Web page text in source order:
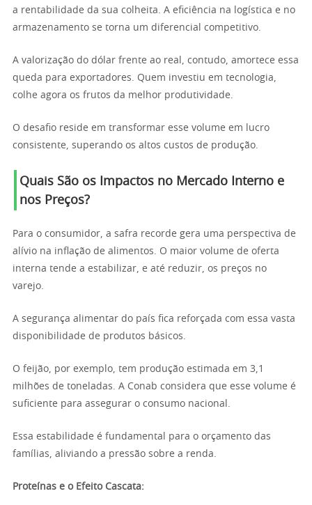
a rentabilidade da sua colheita. A eficiência na logística e no
armazenamento se torna um diferencial competitivo.
A valorização do dólar frente ao real, contudo, amortece essa
queda para exportadores. Quem investiu em tecnologia,
colhe agora os frutos da melhor produtividade.
O desafio reside em transformar esse volume em lucro
consistente, superando os altos custos de produção.
Quais São os Impactos no Mercado Interno e
nos Preços?
Para o consumidor, a safra recorde gera uma perspectiva de
alívio na inflação de alimentos. O maior volume de oferta
interna tende a estabilizar, e até reduzir, os preços no
varejo.
A segurança alimentar do país fica reforçada com essa vasta
disponibilidade de produtos básicos.
O feijão, por exemplo, tem produção estimada em 3,1
milhões de toneladas. A Conab considera que esse volume é
suficiente para assegurar o consumo nacional.
Essa estabilidade é fundamental para o orçamento das
famílias, aliviando a pressão sobre a renda.
Proteínas e o Efeito Cascata: